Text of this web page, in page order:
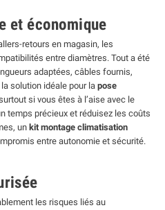
et économique
retours en magasin, les
entre diamètres. Tout a été
adaptées, câbles fournis,
solution idéale pour la pose
si vous êtes à l’aise avec le
temps précieux et réduisez les coûts
un kit montage climatisation
entre autonomie et sécurité.
les risques liés au